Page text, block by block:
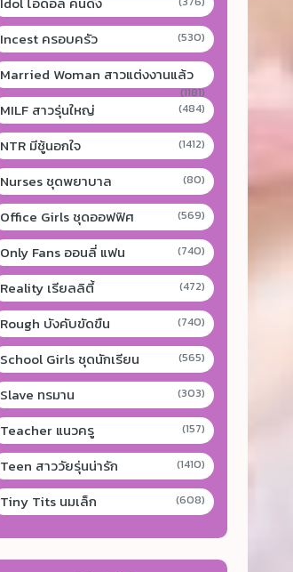
Incest ครอบครัว (530)
Married Woman สาวแต่งงานแล้ว
(1181)
MILF สาวรุ่นใหญ่ (484)
NTR มีชู้นอกใจ (1412)
Nurses ชุดพยาบาล (80)
Office Girls ชุดออฟฟิศ (569)
Only Fans ออนลี่ แฟน (740)
Reality เรียลลิตี้ (472)
Rough บังคับขัดขืน (740)
School Girls ชุดนักเรียน (565)
Slave ทรมาน (303)
Teacher แนวครู (157)
Teen สาววัยรุ่นน่ารัก (1410)
Tiny Tits นมเล็ก (608)